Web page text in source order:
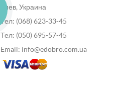
Киев, Украина
Тел: (068) 623-33-45
Тел: (050) 695-57-45
Email: info@edobro.com.ua